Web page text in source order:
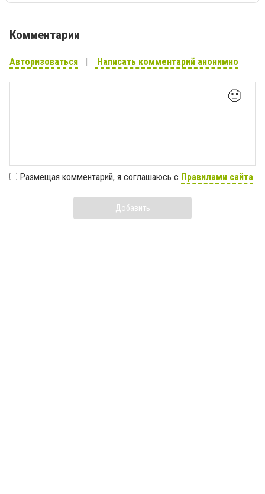
Комментарии
Авторизоваться Написать комментарий анонимно
🙂
Размещая комментарий, я соглашаюсь с Правилами сайта
Добавить